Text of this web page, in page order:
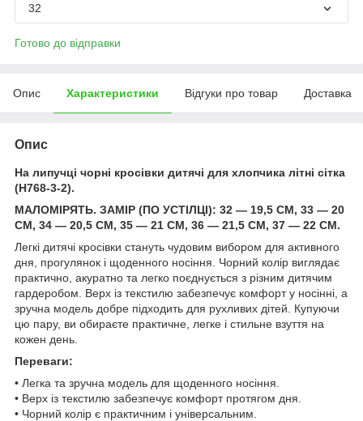
32
Готово до відправки
Опис Характеристики Відгуки про товар Доставка
Опис
На липучці чорні кросівки дитячі для хлопчика літні сітка
(H768-3-2).
МАЛОМІРЯТЬ. ЗАМІР (ПО УСТІЛЦІ): 32 — 19,5 СМ, 33 — 20
СМ, 34 — 20,5 СМ, 35 — 21 СМ, 36 — 21,5 СМ, 37 — 22 СМ.
Легкі дитячі кросівки стануть чудовим вибором для активного
дня, прогулянок і щоденного носіння. Чорний колір виглядає
практично, акуратно та легко поєднується з різним дитячим
гардеробом. Верх із текстилю забезпечує комфорт у носінні, а
зручна модель добре підходить для рухливих дітей. Купуючи
цю пару, ви обираєте практичне, легке і стильне взуття на
кожен день.
Переваги:
• Легка та зручна модель для щоденного носіння.
• Верх із текстилю забезпечує комфорт протягом дня.
• Чорний колір є практичним і універсальним.